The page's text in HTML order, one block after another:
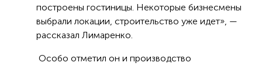
построены гостиницы. Некоторые бизнесмены
выбрали локации, строительство уже идет», —
рассказал Лимаренко.
Особо отметил он и производство